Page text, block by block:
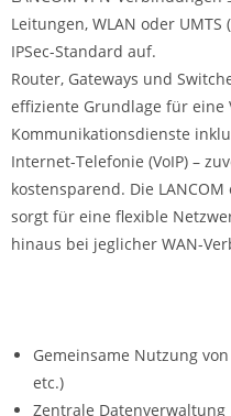
Leitungen, WLAN oder
IPSec-Standard auf.
Router, Gateways und
effiziente Grundlage für eine
Kommunikationsdienste
Internet-Telefonie (VoIP) –
kostensparend. Die
sorgt für eine flexible
hinaus bei jeglicher WAN-
Gemeinsame Nutzung
etc.)
Zentrale Datenverwaltung